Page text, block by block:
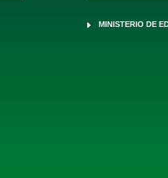
MINISTERIO DE